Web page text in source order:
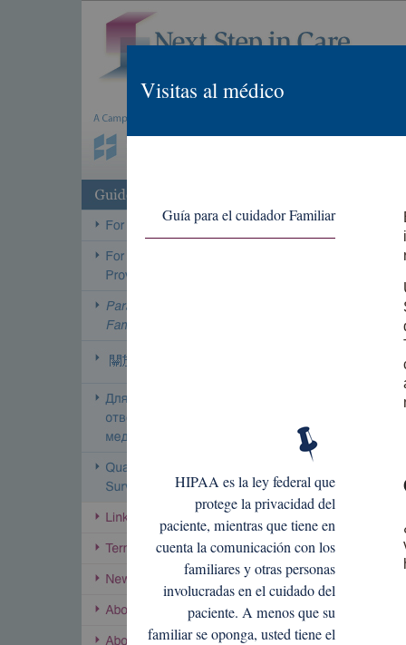
Visitas al médico
Guía para el cuidador Familiar
HIPAA es la ley federal que
protege la privacidad del
paciente, mientras que tiene en
cuenta la comunicación con los
familiares y otras personas
involucradas en el cuidado del
paciente. A menos que su
familiar se oponga, usted tiene el